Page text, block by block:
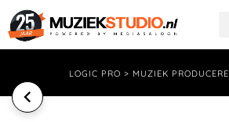
LOGIC PRO > MUZIEK